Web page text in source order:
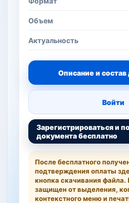
Объем
Актуальность
Описание и
Войти
Зарегистрироваться и
документа бесплатно
После бесплатного
подтверждения оплаты
кнопка скачивания файла.
защищен от выделения,
контекстного меню и